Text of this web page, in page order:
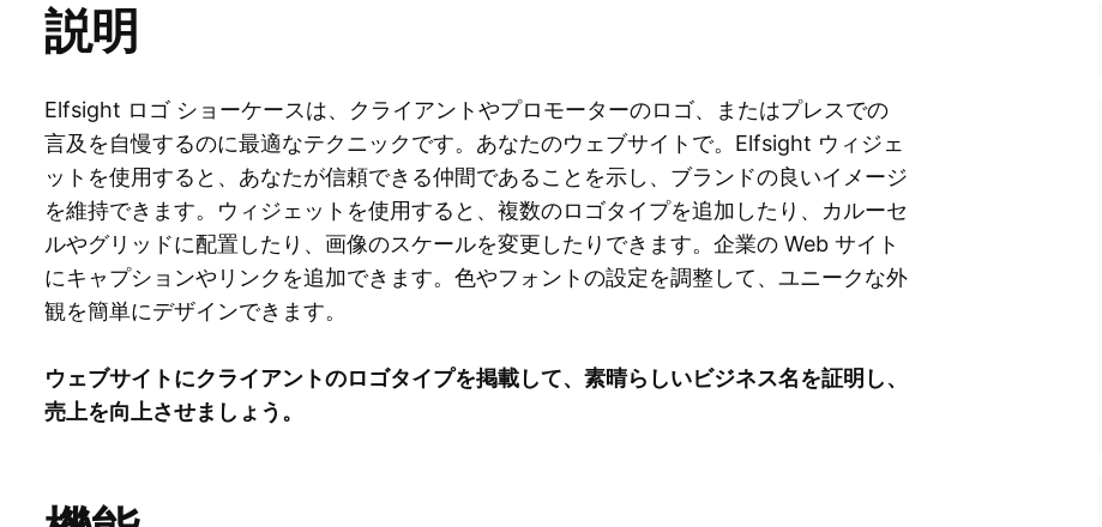
説明
Elfsight ロゴ ショーケースは、クライアントやプロモーターのロゴ、またはプレスでの
言及を自慢するのに最適なテクニックです。あなたのウェブサイトで。Elfsight ウィジェ
ットを使用すると、あなたが信頼できる仲間であることを示し、ブランドの良いイメージ
を維持できます。ウィジェットを使用すると、複数のロゴタイプを追加したり、カルーセ
ルやグリッドに配置したり、画像のスケールを変更したりできます。企業の Web サイト
にキャプションやリンクを追加できます。色やフォントの設定を調整して、ユニークな外
観を簡単にデザインできます。
ウェブサイトにクライアントのロゴタイプを掲載して、素晴らしいビジネス名を証明し、
売上を向上させましょう。